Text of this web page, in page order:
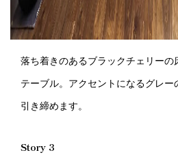
落ち着きのあるブラックチェリー
テーブル。アクセントになるグレ
引き締めます。
Story 3